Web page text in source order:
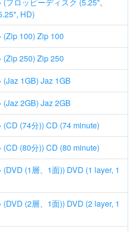
HD)
100) Zip 100
250) Zip 250
1GB) Jaz 1GB
2GB) Jaz 2GB
(74分)) CD (74 minute)
(80分)) CD (80 minute)
(1層、1面)) DVD (1 layer, 1
(2層、1面)) DVD (2 layer, 1